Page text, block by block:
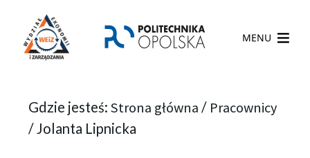
MENU
Gdzie jesteś: Strona główna / Pracownicy
/ Jolanta Lipnicka